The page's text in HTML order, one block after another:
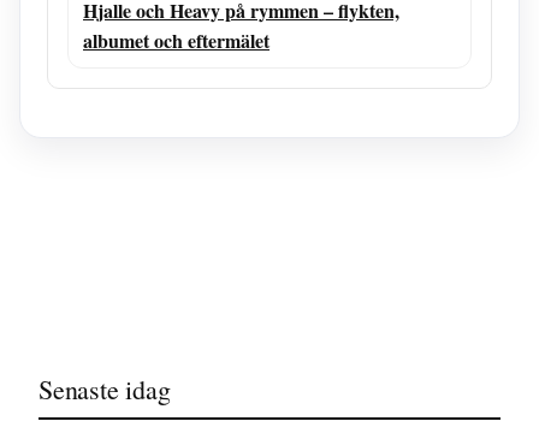
Hjalle och Heavy på rymmen – flykten,
albumet och eftermälet
Senaste idag